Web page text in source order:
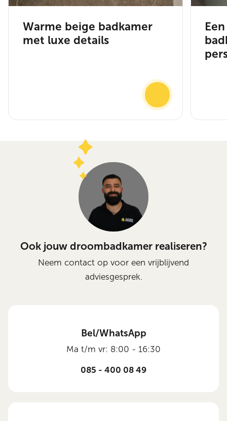
Warme beige badkamer
met luxe details
Ook jouw droombadkamer realiseren?
Neem contact op voor een vrijblijvend
adviesgesprek.
Bel/WhatsApp
Ma t/m vr: 8:00 - 16:30
085 - 400 08 49